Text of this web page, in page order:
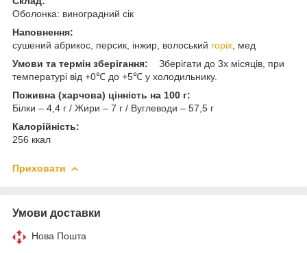
Оболонка: виноградний сік
Наповнення:
сушений абрикос, персик, інжир, волоський горіх , мед
Умови та термін зберігання: Зберігати до 3х місяців, при
температурі від +0℃ до +5℃ у холодильнику.
Поживна (харчова) цінність на 100 г:
Білки – 4,4 г / Жири – 7 г / Вуглеводи – 57,5 г
Калорійність:
256 ккал
Приховати
Умови доставки
Нова Пошта